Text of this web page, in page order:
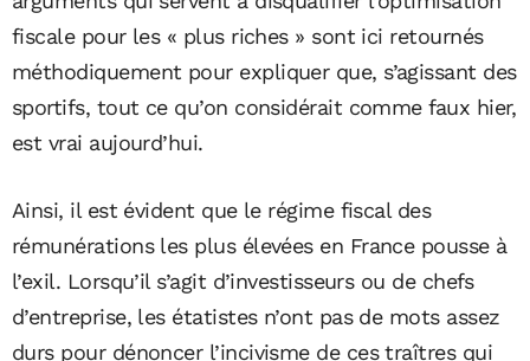
fiscale pour les « plus riches » sont ici retournés
méthodiquement pour expliquer que, s’agissant des
sportifs, tout ce qu’on considérait comme faux hier,
est vrai aujourd’hui.
Ainsi, il est évident que le régime fiscal des
rémunérations les plus élevées en France pousse à
l’exil. Lorsqu’il s’agit d’investisseurs ou de chefs
d’entreprise, les étatistes n’ont pas de mots assez
durs pour dénoncer l’incivisme de ces traîtres qui